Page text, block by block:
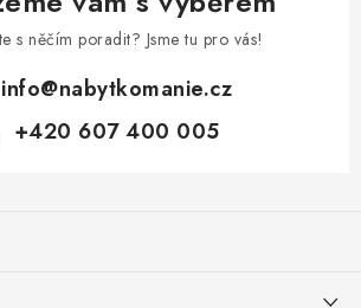
s něčím poradit? Jsme tu pro vás!
info@nabytkomanie.cz
+420 607 400 005